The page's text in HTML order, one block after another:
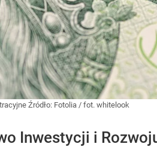
Źródło: Fotolia / fot. whitelook
Inwestycji i